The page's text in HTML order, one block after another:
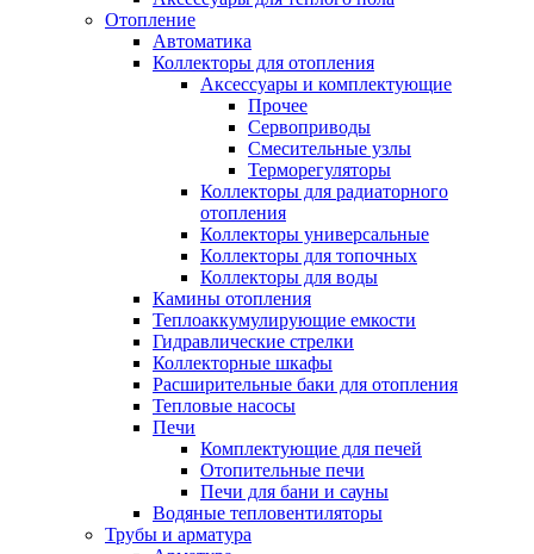
Отопление
Автоматика
Коллекторы для отопления
Аксессуары и комплектующие
Прочее
Сервоприводы
Смесительные узлы
Терморегуляторы
Коллекторы для радиаторного
отопления
Коллекторы универсальные
Коллекторы для топочных
Коллекторы для воды
Камины отопления
Теплоаккумулирующие емкости
Гидравлические стрелки
Коллекторные шкафы
Расширительные баки для отопления
Тепловые насосы
Печи
Комплектующие для печей
Отопительные печи
Печи для бани и сауны
Водяные тепловентиляторы
Трубы и арматура